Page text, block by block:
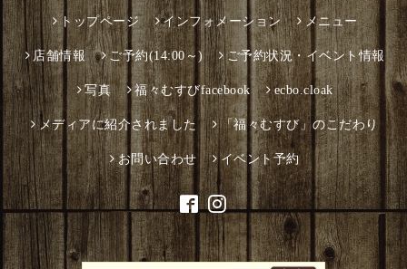
トップページ インフォメーション メニュー
店舗情報 ご予約(14:00～) ご予約状況・イベント情報
写真 福々むすびfacebook ecbo.cloak
メディアに紹介されました 「福々むすび」のこだわり
お問い合わせ イベント予約